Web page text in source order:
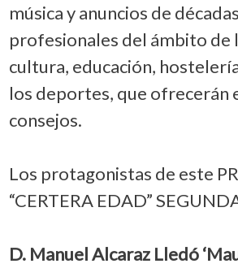
música y anuncios de
profesionales del ámbito de
cultura, educación,
los deportes, que ofrecerán
consejos.
Los protagonistas de este
“CERTERA EDAD”
D. Manuel Alcaraz Lledó